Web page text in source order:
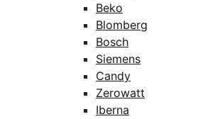
Beko
Blomberg
Bosch
Siemens
Candy
Zerowatt
Iberna